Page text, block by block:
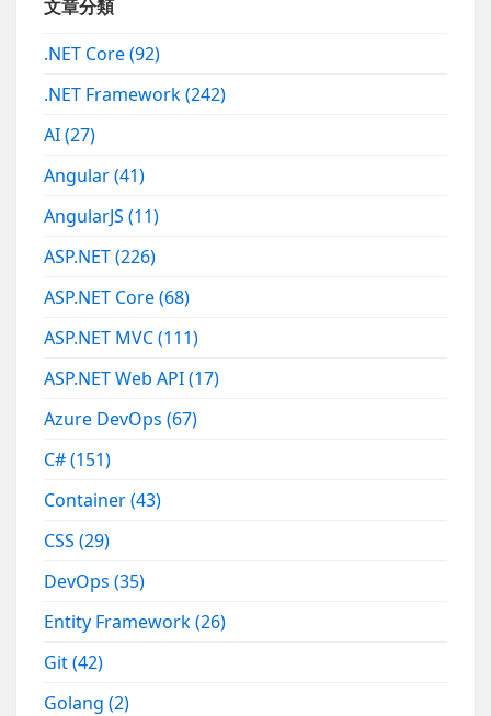
文章分類
.NET Core(92)
.NET Framework(242)
AI(27)
Angular(41)
AngularJS(11)
ASP.NET(226)
ASP.NET Core(68)
ASP.NET MVC(111)
ASP.NET Web API(17)
Azure DevOps(67)
C#(151)
Container(43)
CSS(29)
DevOps(35)
Entity Framework(26)
Git(42)
Golang(2)